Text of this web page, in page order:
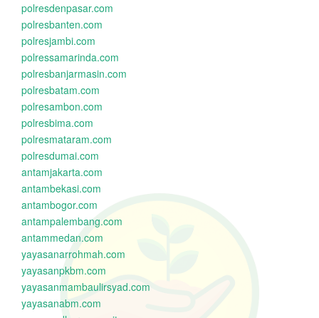
polresdenpasar.com
polresbanten.com
polresjambi.com
polressamarinda.com
polresbanjarmasin.com
polresbatam.com
polresambon.com
polresbima.com
polresmataram.com
polresdumai.com
antamjakarta.com
antambekasi.com
antambogor.com
antampalembang.com
antammedan.com
yayasanarrohmah.com
yayasanpkbm.com
yayasanmambaulirsyad.com
yayasanabm.com